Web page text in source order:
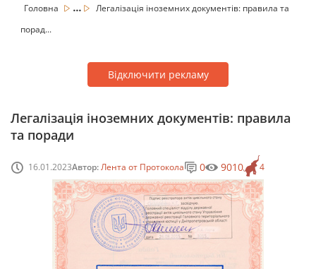
Головна ...
Легалізація іноземних документів: правила та
порад...
Відключити рекламу
Легалізація іноземних документів: правила
та поради
16.01.2023Автор:Лента от Протокола 4
0 9010